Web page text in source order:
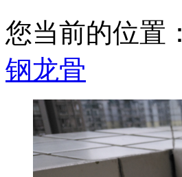
您当前的位置：
钢龙骨